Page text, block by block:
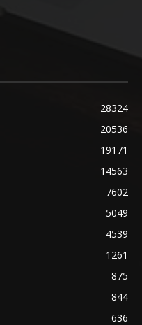
28324
20536
19171
14563
7602
5049
4539
1261
875
844
636